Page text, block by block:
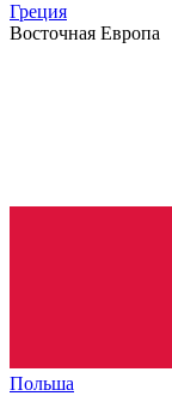
Греция
Восточная Европа
Польша